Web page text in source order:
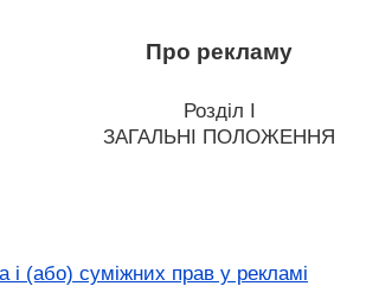
Про рекламу
Розділ I
ЗАГАЛЬНІ ПОЛОЖЕННЯ
і (або) суміжних прав у рекламі